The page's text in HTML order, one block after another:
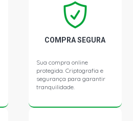
COMPRA SEGURA
Sua compra online
protegida. Criptografia e
segurança para garantir
tranquilidade.